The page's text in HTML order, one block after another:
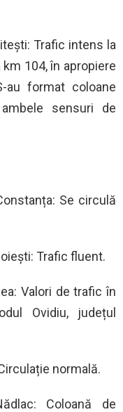
Trafic intens la
104, în apropiere
au format coloane
sensuri de
Se circulă
Trafic fluent.
Valori de trafic în
Ovidiu, județul
normală.
Coloană de